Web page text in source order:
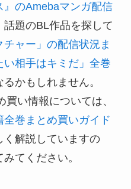
』のAmebaマンガ配信
話題のBL作品を探して
チャー」の配信状況ま
い相手はキミだ」全巻
るかもしれません。
い情報については、
全巻まとめ買いガイド
く解説していますの
てください。